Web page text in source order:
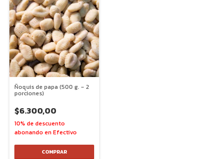
Ñoquis de papa (500 g. - 2
porciones)
$6.300,00